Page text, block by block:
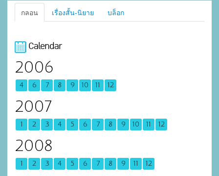
กลอน เรื่องสั้น-นิยาย บล็อก
Calendar
2006
4 6 7 8 9 10 11 12
2007
1 2 3 4 5 6 7 8 9 10 11 12
2008
1 2 3 4 5 6 7 8 9 11 12